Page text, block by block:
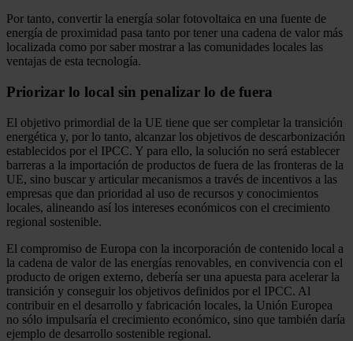
Por tanto, convertir la energía solar fotovoltaica en una fuente de
energía de proximidad pasa tanto por tener una cadena de valor más
localizada como por saber mostrar a las comunidades locales las
ventajas de esta tecnología.
Priorizar lo local sin penalizar lo de fuera
El objetivo primordial de la UE tiene que ser completar la transición
energética y, por lo tanto, alcanzar los objetivos de descarbonización
establecidos por el IPCC. Y para ello, la solución no será establecer
barreras a la importación de productos de fuera de las fronteras de la
UE, sino buscar y articular mecanismos a través de incentivos a las
empresas que dan prioridad al uso de recursos y conocimientos
locales, alineando así los intereses económicos con el crecimiento
regional sostenible.
El compromiso de Europa con la incorporación de contenido local a
la cadena de valor de las energías renovables, en convivencia con el
producto de origen externo, debería ser una apuesta para acelerar la
transición y conseguir los objetivos definidos por el IPCC. Al
contribuir en el desarrollo y fabricación locales, la Unión Europea
no sólo impulsaría el crecimiento económico, sino que también daría
ejemplo de desarrollo sostenible regional.